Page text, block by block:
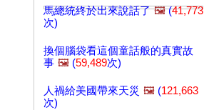
馬總統終於出來說話了 🖼️(41,773
次)
換個腦袋看這個童話般的真實故
事 🖼️ (59,489次)
人禍給美國帶來天災 🖼️ (121,663
次)